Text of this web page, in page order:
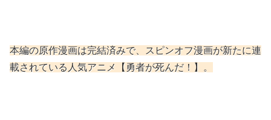
本編の原作漫画は完結済みで、スピンオフ漫画が新たに連
載されている人気アニメ【勇者が死んだ！】。